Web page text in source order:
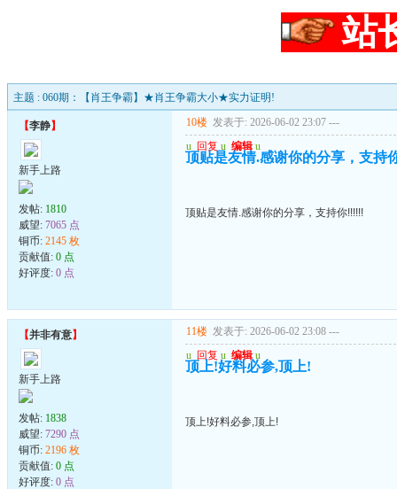
站
主题 : 060期：【肖王争霸】★肖王争霸大小★实力证明!
【李静】
新手上路
发帖: 1810
威望: 7065 点
铜币: 2145 枚
贡献值: 0 点
好评度: 0 点
10楼 发表于: 2026-06-02 23:07 ---
u 回复 u 编辑 u
顶贴是友情.感谢你的分享，支持
顶贴是友情.感谢你的分享，支持你!!!!!!
【并非有意】
新手上路
发帖: 1838
威望: 7290 点
铜币: 2196 枚
贡献值: 0 点
好评度: 0 点
11楼 发表于: 2026-06-02 23:08 ---
u 回复 u 编辑 u
顶上!好料必参,顶上!
顶上!好料必参,顶上!